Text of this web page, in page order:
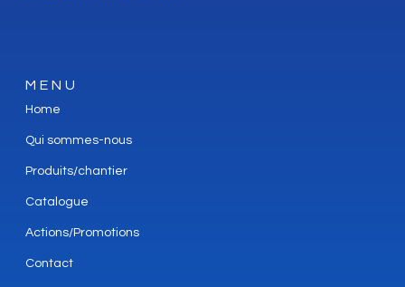
MENU
Home
Qui sommes-nous
Produits/chantier
Catalogue
Actions/Promotions
Contact